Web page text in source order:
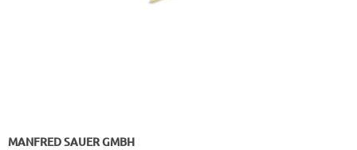
MANFRED SAUER GMBH